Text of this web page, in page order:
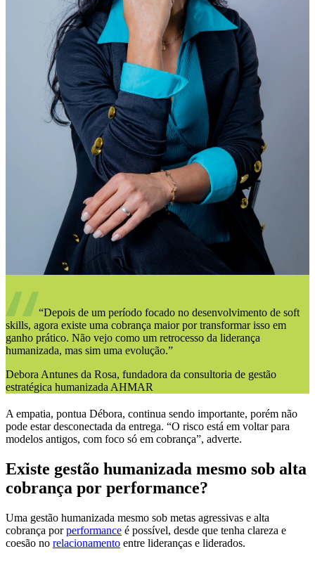
“Depois de um período focado no desenvolvimento de soft
skills, agora existe uma cobrança maior por transformar isso em
ganho prático. Não vejo como um retrocesso da liderança
humanizada, mas sim uma evolução.”
Debora Antunes da Rosa, fundadora da consultoria de gestão
estratégica humanizada AHMAR
A empatia, pontua Débora, continua sendo importante, porém não
pode estar desconectada da entrega. “O risco está em voltar para
modelos antigos, com foco só em cobrança”, adverte.
Existe gestão humanizada mesmo sob alta
cobrança por performance?
Uma gestão humanizada mesmo sob metas agressivas e alta
cobrança porperformance é possível, desde que tenha clareza e
coesão no relacionamento entre lideranças e liderados.